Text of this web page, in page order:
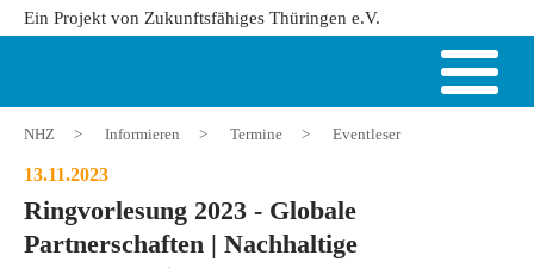
Ein Projekt von Zukunftsfähiges Thüringen e.V.
NHZ > Informieren > Termine > Eventleser
13.11.2023
Ringvorlesung 2023 - Globale
Partnerschaften | Nachhaltige